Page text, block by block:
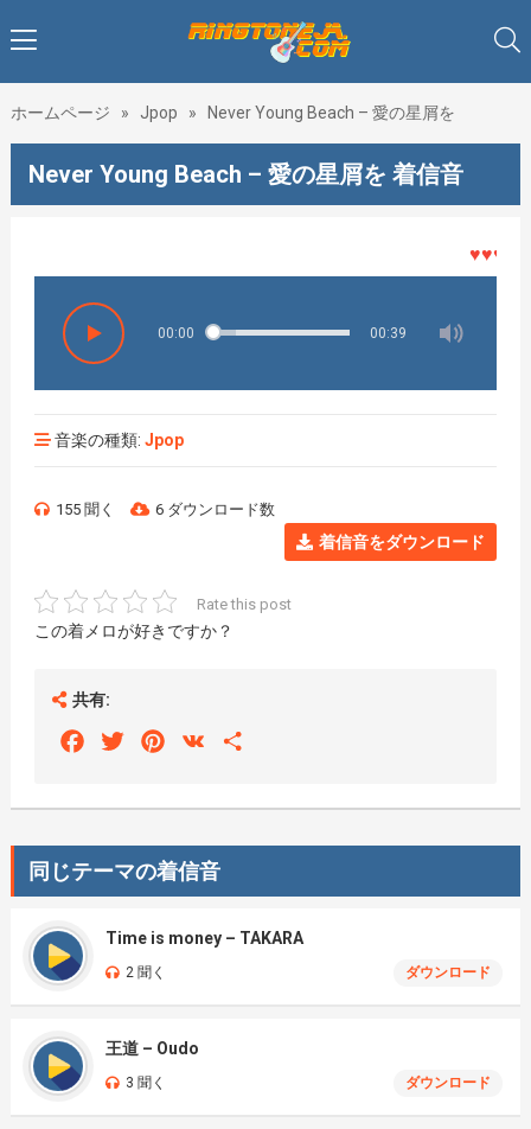
ホームページ » Jpop » Never Young Beach – 愛の星屑を
Never Young Beach – 愛の星屑を 着信音
♥♥♥着メ
00:00 00:39
音楽の種類: Jpop
155 聞く 6 ダウンロード数
着信音をダウンロード
Rate this post
この着メロが好きですか？
共有:
FacebookTwitterPinterest
VK
同じテーマの着信音
Time is money – TAKARA
2 聞く ダウンロード
王道 – Oudo
3 聞く ダウンロード